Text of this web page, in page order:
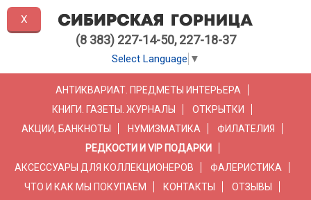
(8 383) 227-14-50, 227-18-37
Select Language ▼
АНТИКВАРИАТ. ПРЕДМЕТЫ ИНТЕРЬЕРА
КНИГИ. ГАЗЕТЫ. ЖУРНАЛЫ
ОТКРЫТКИ
АКЦИИ, БАНКНОТЫ
НУМИЗМАТИКА
ФИЛАТЕЛИЯ
РЕДКОСТИ И VIP ПОДАРКИ
АКСЕССУАРЫ ДЛЯ КОЛЛЕКЦИОНЕРОВ
ФАЛЕРИСТИКА
ЧТО И КАК МЫ ПОКУПАЕМ
КОНТАКТЫ
ОТЗЫВЫ
X